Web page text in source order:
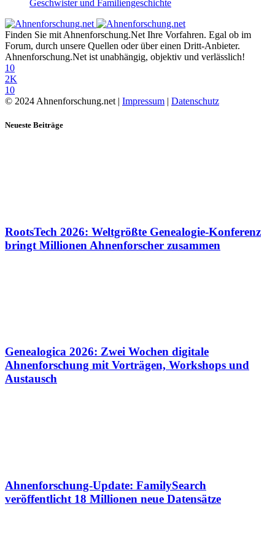
Geschwister und Familiengeschichte
Finden Sie mit Ahnenforschung.Net Ihre Vorfahren. Egal ob im
Forum, durch unsere Quellen oder über einen Dritt-Anbieter.
Ahnenforschung.Net ist unabhängig, objektiv und verlässlich!
10
2K
10
© 2024 Ahnenforschung.net | Impressum | Datenschutz
Neueste Beiträge
RootsTech 2026: Weltgrößte Genealogie-Konferenz
bringt Millionen Ahnenforscher zusammen
Genealogica 2026: Zwei Wochen digitale
Ahnenforschung mit Vorträgen, Workshops und
Austausch
Ahnenforschung-Update: FamilySearch
veröffentlicht 18 Millionen neue Datensätze